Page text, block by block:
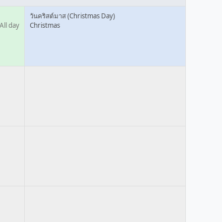
All day
วันคริสต์มาส (Christmas Day)
Christmas